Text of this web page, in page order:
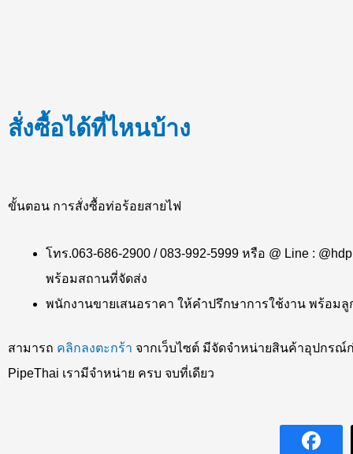
สั่งซื้อได้ที่ไหนบ้าง
ขั้นตอน การสั่งซื้อท่อร้อยสายไฟ
โทร.063-686-2900 / 083-992-5999 หรือ @ Line :
พร้อมสถานที่จัดส่ง
พนักงานขายเสนอราคา ให้คำปรึกษาการใช้งาน พร้อม
สามารถ คลิกลงตะกร้า จากเว็บไซต์ มีจัดจำหน่ายสินค้าอุปกรณ์
PipeThai เรามีจำหน่าย ครบ จบที่เดียว